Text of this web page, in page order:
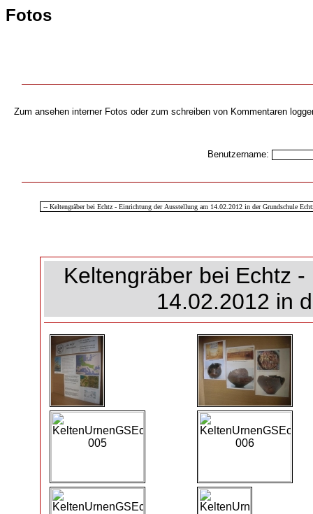
Fotos
Zum ansehen interner Fotos oder zum schreiben von Kommentaren
Benutzername:
Keltengräber bei Echtz
14.02.2012 in